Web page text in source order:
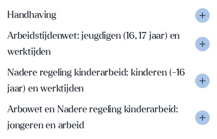
Handhaving
Arbeidstijdenwet: jeugdigen (16, 17 jaar) en
werktijden
Nadere regeling kinderarbeid: kinderen (-16
jaar) en werktijden
Arbowet en Nadere regeling kinderarbeid:
jongeren en arbeid